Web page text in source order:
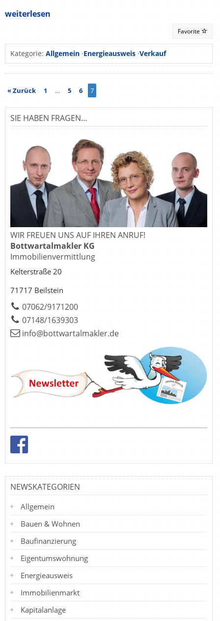
weiterlesen
Favorite
Kategorie: Allgemein ·Energieausweis ·Verkauf
« Zurück 1 … 5 6 7
SIE HABEN FRAGEN…
WIR FREUEN UNS AUF IHREN ANRUF!
Bottwartalmakler KG
Immobilienvermittlung
Kelterstraße 20
71717 Beilstein
07062/9171200
07148/1639303
info@bottwartalmakler.de
NEWSKATEGORIEN
Allgemein
Bauen & Wohnen
Baufinanzierung
Eigentumswohnung
Energieausweis
Immobilienmarkt
Kapitalanlage